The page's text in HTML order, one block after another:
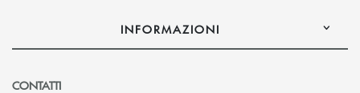
INFORMAZIONI
CONTATTI